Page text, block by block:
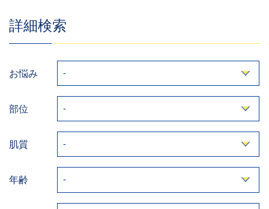
詳細検索
お悩み
部位
肌質
年齢